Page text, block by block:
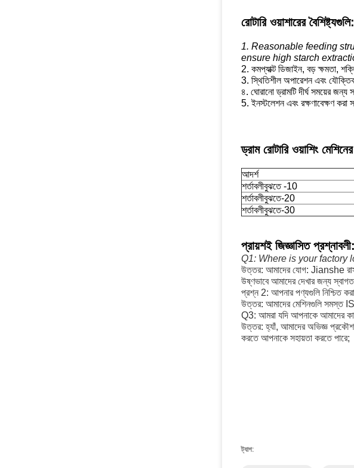
রোটারি ওয়াশারের বৈশিষ্ট্যগুলি:
1. Reasonable feeding
ensure high starch
2. কমপ্যাক্ট ডিজাইন, বড় ক্ষমতা,
3. স্থিতিশীল অপারেশন এবং
৪. ঘোরানো ড্রামটি দীর্ঘ সময়ের জন্য
5. ইনস্টলেশন এবং রক্ষণাবেক্ষণ করা
ড্রাম রোটারি ওয়াশিং
আদর্শ
শর্তাবলীবুঝতে -10
শর্তাবলীবুঝতে-20
শর্তাবলীবুঝতে-30
প্রায়শই জিজ্ঞাসিত প্রশ্নাবলী:
Q1: Where is your factory
উত্তর: আমাদের যোগ: Jianshe
উষ্ণভাবে আমাদের দেখার জন্য
প্রশ্ন 2: আপনার পণ্যগুলি নিশ্চিত
উত্তর: আমাদের মেশিনগুলি সমস্ত
Q3: আমরা যদি আপনাকে আমাদের
উত্তর: হ্যাঁ, আমাদের অভিজ্ঞ
করতে আপনাকে সহায়তা করতে পারে;
ট্যাগ: